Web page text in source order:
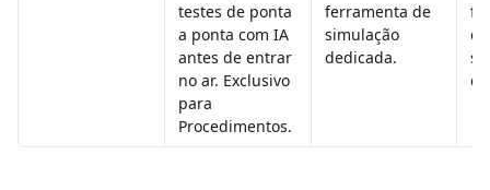
testes de ponta
a ponta com IA
antes de entrar
no ar. Exclusivo
para
Procedimentos.
ferramenta de
simulação
dedicada.